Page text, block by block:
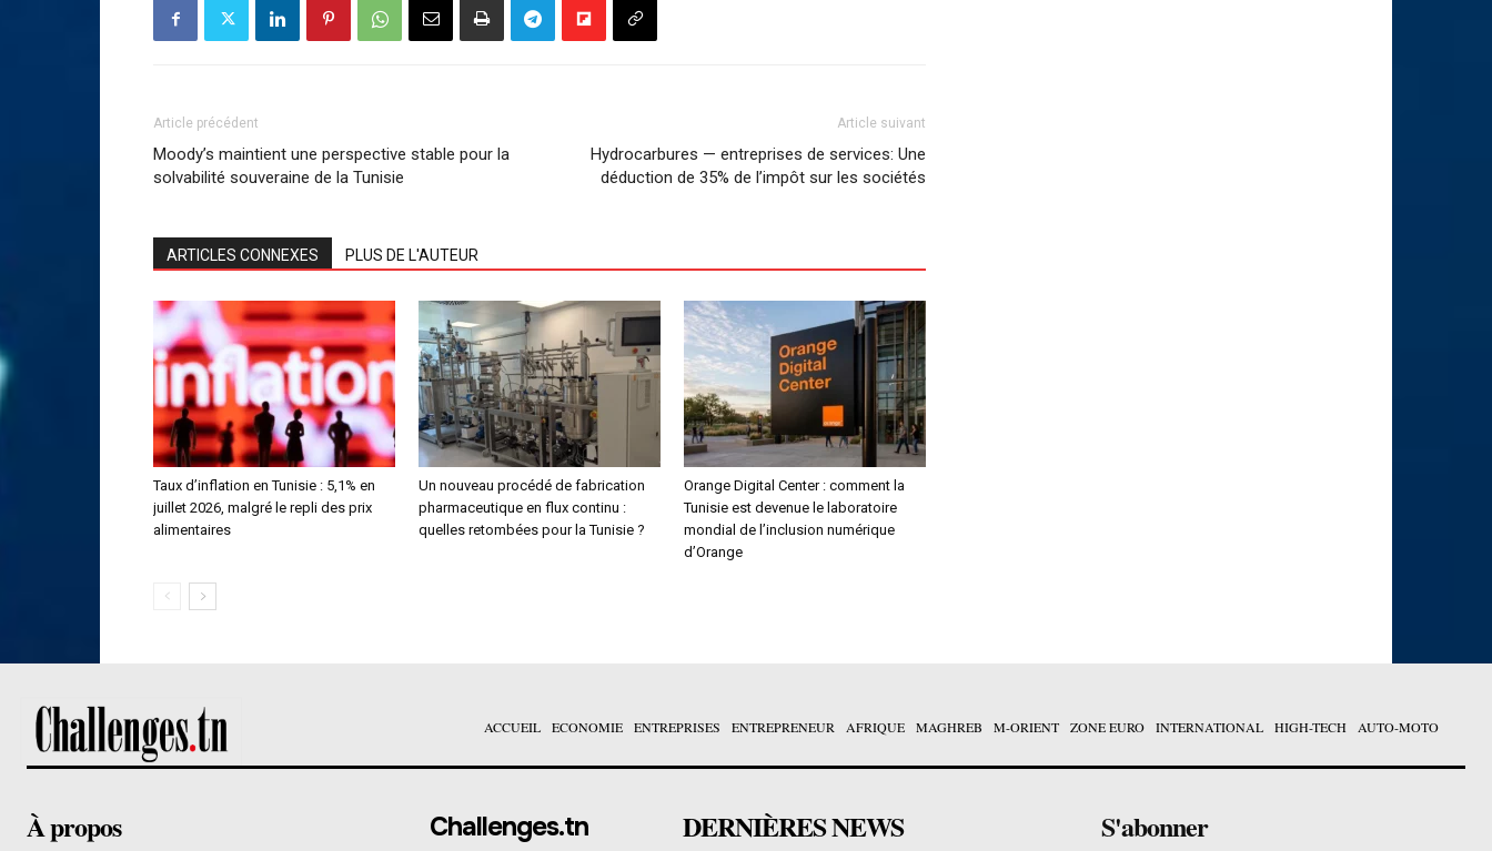
Article précédent
Moody’s maintient une perspective stable pour la
solvabilité souveraine de la Tunisie
Article suivant
Hydrocarbures — entreprises de services: Une
déduction de 35% de l’impôt sur les sociétés
ARTICLES CONNEXES PLUS DE L'AUTEUR
Taux d’inflation en Tunisie : 5,1% en
juillet 2026, malgré le repli des prix
alimentaires
Un nouveau procédé de fabrication
pharmaceutique en flux continu :
quelles retombées pour la Tunisie ?
Orange Digital Center : comment la
Tunisie est devenue le laboratoire
mondial de l’inclusion numérique
d’Orange
ACCUEIL ECONOMIE ENTREPRISES ENTREPRENEUR AFRIQUE MAGHREB M-ORIENT ZONE EURO INTERNATIONAL HIGH-TECH AUTO-MOTO
À propos Challenges.tn DERNIÈRES NEWS S'abonner